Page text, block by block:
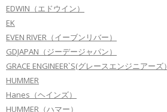
EDWIN（エドウイン）
EK
EVEN RIVER（イーブンリバー）
GDJAPAN（ジーデージャパン）
GRACE ENGINEER`S(グレースエンジニアーズ）
HUMMER
Hanes（ヘインズ）
HUMMER（ハマー）